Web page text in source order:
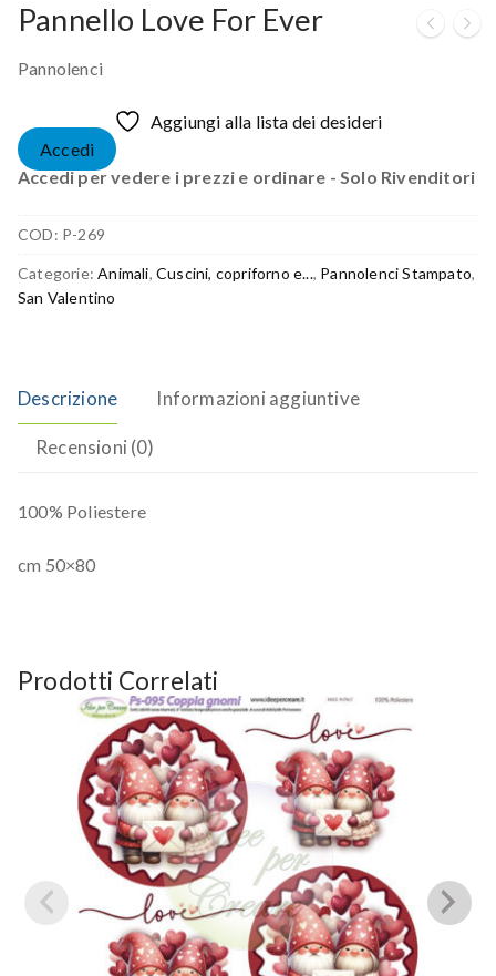
Pannello Love For Ever
Pannolenci
Aggiungi alla lista dei desideri
Accedi
Accedi per vedere i prezzi e ordinare - Solo Rivenditori
COD: P-269
Categorie:Animali,Cuscini, copriforno e..., Pannolenci Stampato,
San Valentino
Descrizione Informazioni aggiuntive
Recensioni (0)
100% Poliestere
cm 50×80
Prodotti Correlati